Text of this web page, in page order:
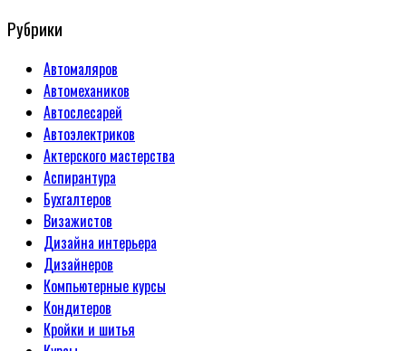
Рубрики
Автомаляров
Автомехаников
Автослесарей
Автоэлектриков
Актерского мастерства
Аспирантура
Бухгалтеров
Визажистов
Дизайна интерьера
Дизайнеров
Компьютерные курсы
Кондитеров
Кройки и шитья